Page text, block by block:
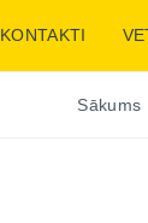
KONTAKTI
Sākums